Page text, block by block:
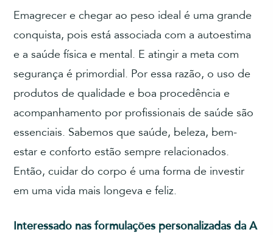
Emagrecer e chegar ao peso ideal é uma grande
conquista, pois está associada com a autoestima
e a saúde física e mental. E atingir a meta com
segurança é primordial. Por essa razão, o uso de
produtos de qualidade e boa procedência e
acompanhamento por profissionais de saúde são
essenciais. Sabemos que saúde, beleza, bem-
estar e conforto estão sempre relacionados.
Então, cuidar do corpo é uma forma de investir
em uma vida mais longeva e feliz.
Interessado nas formulações personalizadas da A